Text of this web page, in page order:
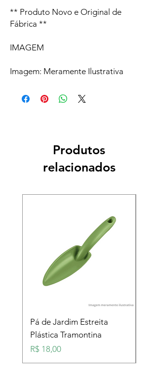
** Produto Novo e Original de
Fábrica **
IMAGEM
Imagem: Meramente Ilustrativa
Produtos
relacionados
Pá de Jardim Estreita
Plástica Tramontina
Preço
R$ 18,00